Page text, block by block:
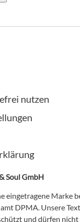
nutzen
Soul GmbH
eingetragene Marke
DPMA. Unsere
und dürfen nicht